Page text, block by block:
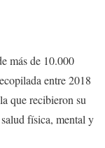
más de 10.000
entre 2018
que recibieron su
física, mental y